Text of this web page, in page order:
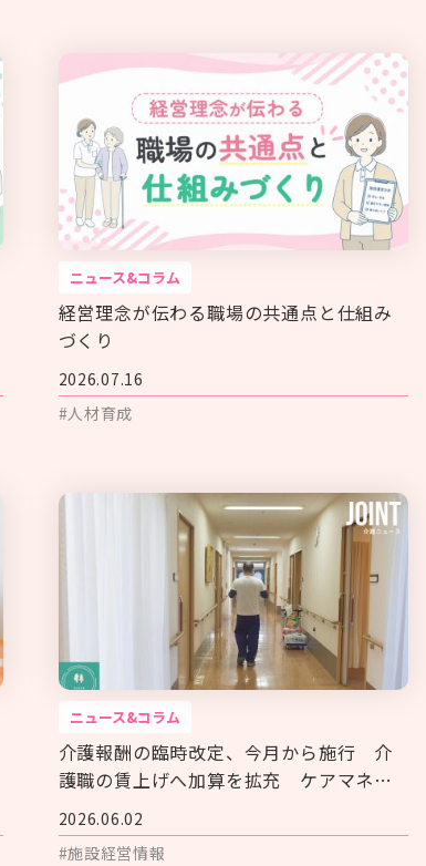
ニュース&コラム
経営理念が伝わる職場の共通点と仕組み
づくり
2026.07.16
#人材育成
ニュース&コラム
介護報酬の臨時改定、今月から施行 介
護職の賃上げへ加算を拡充 ケアマネも
対象に
2026.06.02
#施設経営情報